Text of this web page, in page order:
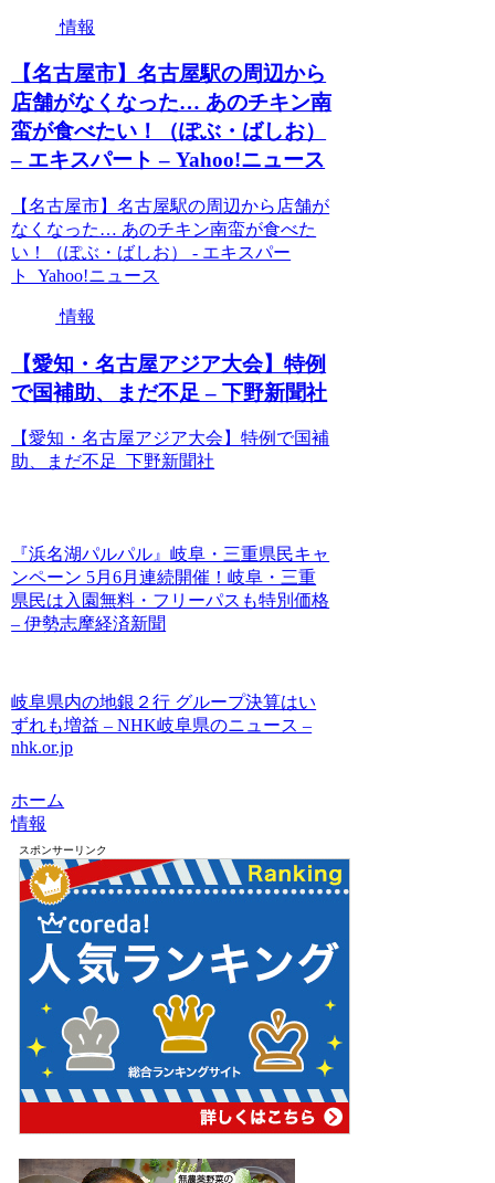
情報
【名古屋市】名古屋駅の周辺から
店舗がなくなった… あのチキン南
蛮が食べたい！（ぽぶ・ばしお）
– エキスパート – Yahoo!ニュース
【名古屋市】名古屋駅の周辺から店舗が
なくなった… あのチキン南蛮が食べた
い！（ぽぶ・ばしお） - エキスパー
ト Yahoo!ニュース
情報
【愛知・名古屋アジア大会】特例
で国補助、まだ不足 – 下野新聞社
【愛知・名古屋アジア大会】特例で国補
助、まだ不足 下野新聞社
『浜名湖パルパル』岐阜・三重県民キャ
ンペーン 5月6月連続開催！岐阜・三重
県民は入園無料・フリーパスも特別価格
– 伊勢志摩経済新聞
岐阜県内の地銀２行 グループ決算はい
ずれも増益 – NHK岐阜県のニュース –
nhk.or.jp
ホーム
情報
スポンサーリンク